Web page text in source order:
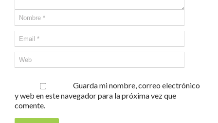
Guarda mi nombre, correo electrónico
y web en este navegador para la próxima vez que
comente.